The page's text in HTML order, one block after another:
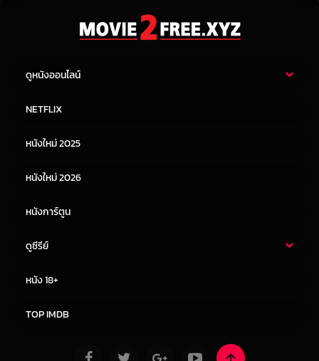
ดูหนังออนไลน์
หนังจีน
NETFLIX
หนังใหม่ 2025
หนังใหม่ 2026
หนังการ์ตูน
ดูซีรีย์
หนัง 18+
TOP IMDB